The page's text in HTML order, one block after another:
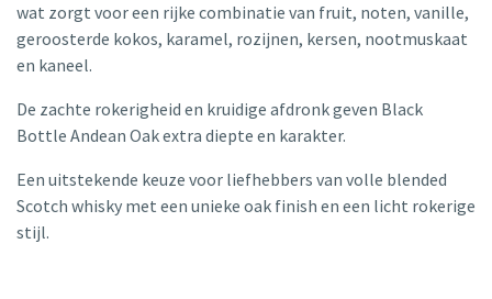
wat zorgt voor een rijke combinatie van fruit, noten, vanille,
geroosterde kokos, karamel, rozijnen, kersen, nootmuskaat
en kaneel.
De zachte rokerigheid en kruidige afdronk geven Black
Bottle Andean Oak extra diepte en karakter.
Een uitstekende keuze voor liefhebbers van volle blended
Scotch whisky met een unieke oak finish en een licht rokerige
stijl.